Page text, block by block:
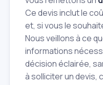
Ce devis inclut le
et, si vous le
Nous veillons à ce
informations
décision éclairée,
à solliciter un devis,